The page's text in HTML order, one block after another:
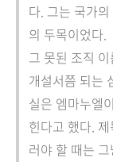
다. 그는 국가
의 두목이었다.
그 못된 조직
개설서쯤 되는
실은 엠마누엘
힌다고 했다.
러야 할 때는